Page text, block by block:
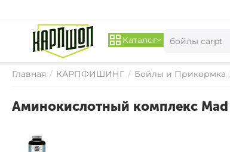
Каталог
Главная / КАРПФИШИНГ / Бойлы и Прикормка
Аминокислотный комплекс Mad